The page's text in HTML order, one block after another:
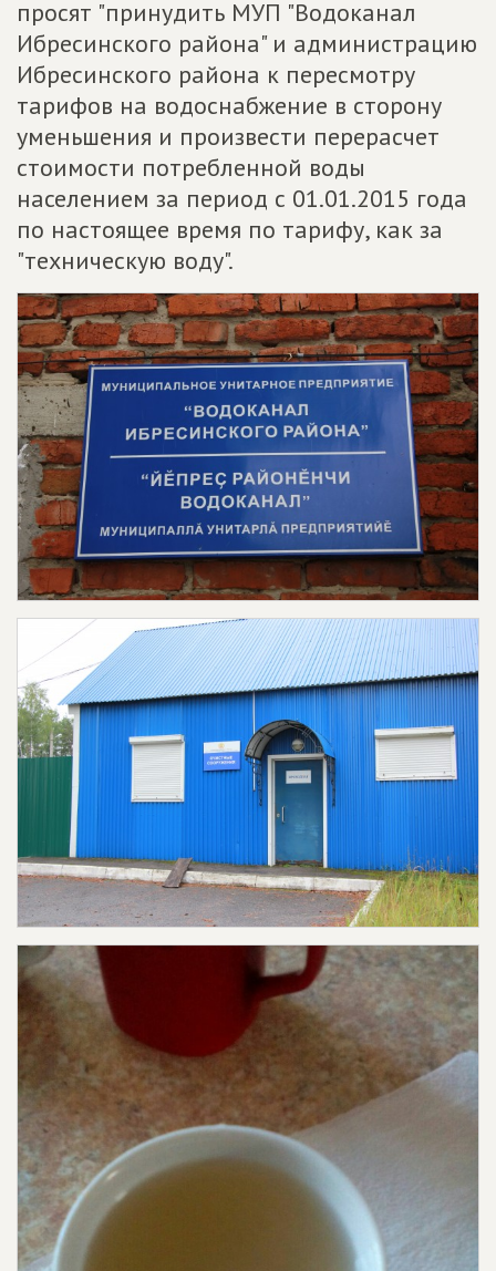
просят "принудить МУП "Водоканал
Ибресинского района" и администрацию
Ибресинского района к пересмотру
тарифов на водоснабжение в сторону
уменьшения и произвести перерасчет
стоимости потребленной воды
населением за период с 01.01.2015 года
по настоящее время по тарифу, как за
"техническую воду".